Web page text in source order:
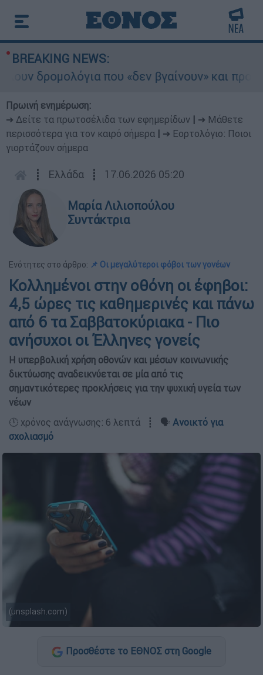
BREAKING NEWS:
που «δεν βγαίνουν» και
Πρωινή ενημέρωση:
➔ Δείτε τα πρωτοσέλιδα των εφημερίδων
➔ Μάθετε
περισσότερα για τον καιρό σήμερα
➔ Εορτολόγιο: Ποιοι
γιορτάζουν σήμερα
┋ Ελλάδα ┋ 17.06.2026 05:20
Μαρία Λιλιοπούλου
Συντάκτρια
Ενότητες στο άρθρο: 📌 Οι μεγαλύτεροι φόβοι των γονέων
Κολλημένοι στην οθόνη οι έφηβοι:
4,5 ώρες τις καθημερινές και πάνω
από 6 τα Σαββατοκύριακα - Πιο
ανήσυχοι οι Έλληνες γονείς
Η υπερβολική χρήση οθονών και μέσων κοινωνικής
δικτύωσης αναδεικνύεται σε μία από τις
σημαντικότερες προκλήσεις για την ψυχική υγεία των
νέων
🕛 χρόνος ανάγνωσης: 6 λεπτά ┋ 🗣️ Ανοικτό για
σχολιασμό
(unsplash.com)
Προσθέστε το ΕΘΝΟΣ στη Google